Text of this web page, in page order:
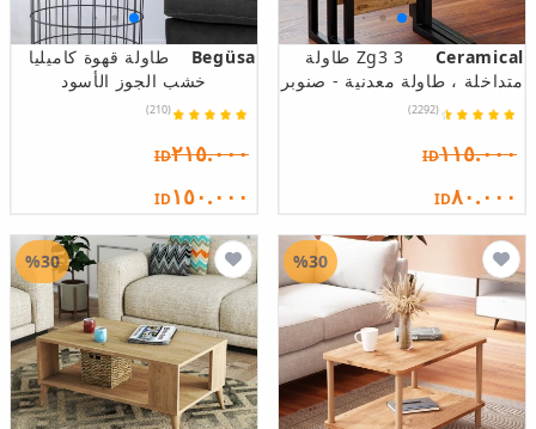
Ceramical
Zg3 3 طاولة
متداخلة ، طاولة معدنية - صنوبر
(2292)
ID١١٥.٠٠٠
ID٨٠.٠٠٠
Begüsa
طاولة قهوة كاميليا
خشب الجوز الأسود
(210)
ID٢١٥.٠٠٠
ID١٥٠.٠٠٠
%30
%30